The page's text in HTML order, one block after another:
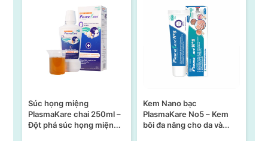
Súc họng miệng
PlasmaKare chai 250ml –
Đột phá súc họng miệng
Kem Nano bạc
PlasmaKare No5 – Kem
bôi đa năng cho da và